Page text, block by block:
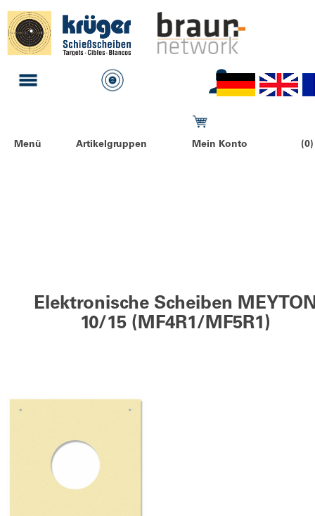
Menü Artikelgruppen Mein Konto
Elektronische Scheiben
10/15 (MF4R1/MF5R1)